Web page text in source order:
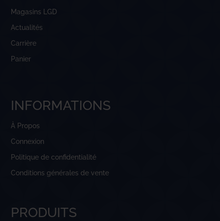
Magasins LGD
Actualités
Carrière
Panier
INFORMATIONS
À Propos
Connexion
Politique de confidentialité
Conditions générales de vente
PRODUITS